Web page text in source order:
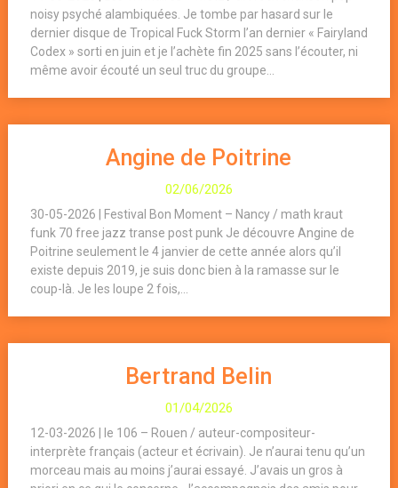
noisy psyché alambiquées. Je tombe par hasard sur le
dernier disque de Tropical Fuck Storm l’an dernier « Fairyland
Codex » sorti en juin et je l’achète fin 2025 sans l’écouter, ni
même avoir écouté un seul truc du groupe...
Angine de Poitrine
02/06/2026
30-05-2026 | Festival Bon Moment – Nancy / math kraut
funk 70 free jazz transe post punk Je découvre Angine de
Poitrine seulement le 4 janvier de cette année alors qu’il
existe depuis 2019, je suis donc bien à la ramasse sur le
coup-là. Je les loupe 2 fois,...
Bertrand Belin
01/04/2026
12-03-2026 | le 106 – Rouen / auteur-compositeur-
interprète français (acteur et écrivain). Je n’aurai tenu qu’un
morceau mais au moins j’aurai essayé. J’avais un gros à